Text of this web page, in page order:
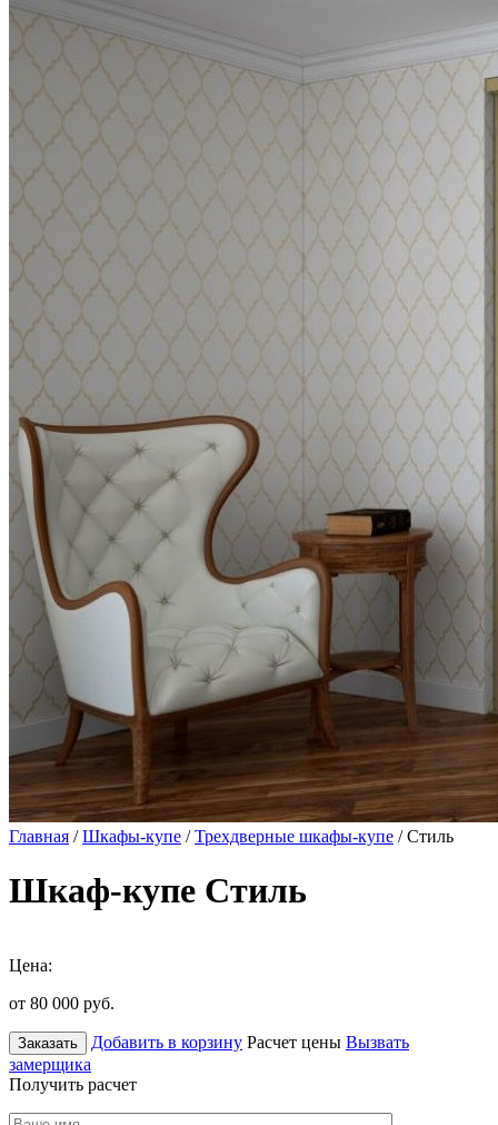
Главная /Шкафы-купе /Трехдверные шкафы-купе / Стиль
Шкаф-купе Стиль
Цена:
от 80 000 руб.
Заказать Добавить в корзину Расчет цены Вызвать
замерщика
Получить расчет